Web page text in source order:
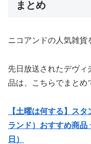
まとめ
ニコアンドの人気雑貨
先日放送されたデヴィ
品は、こちらでまとめ
【土曜は何する】ス
ランド）おすすめ商品
日）